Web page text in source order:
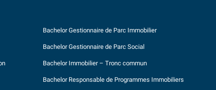
Bachelor Gestionnaire de Parc Immobilier
Bachelor Gestionnaire de Parc Social
Bachelor Immobilier – Tronc commun
Bachelor Responsable de Programmes Immobiliers